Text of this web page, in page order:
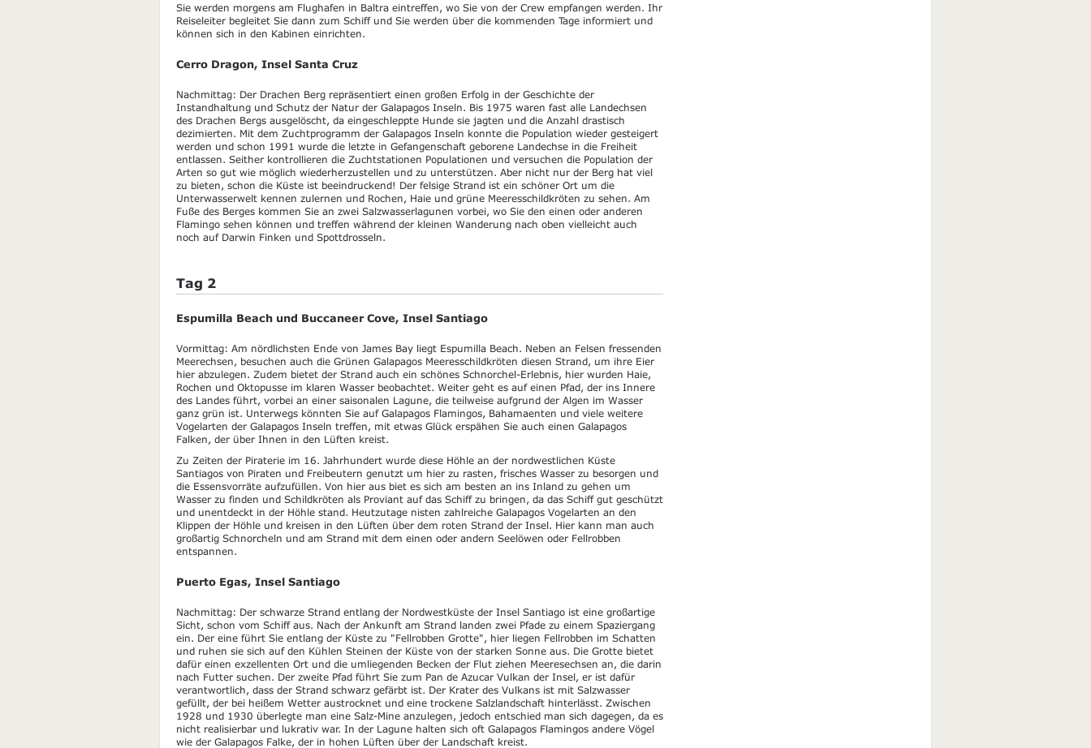
Sie werden morgens am Flughafen in Baltra eintreffen, wo Sie von der Crew empfangen werden. Ihr
Reiseleiter begleitet Sie dann zum Schiff und Sie werden über die kommenden Tage informiert und
können sich in den Kabinen einrichten.
Cerro Dragon, Insel Santa Cruz
Nachmittag: Der Drachen Berg repräsentiert einen großen Erfolg in der Geschichte der
Instandhaltung und Schutz der Natur der Galapagos Inseln. Bis 1975 waren fast alle Landechsen
des Drachen Bergs ausgelöscht, da eingeschleppte Hunde sie jagten und die Anzahl drastisch
dezimierten. Mit dem Zuchtprogramm der Galapagos Inseln konnte die Population wieder gesteigert
werden und schon 1991 wurde die letzte in Gefangenschaft geborene Landechse in die Freiheit
entlassen. Seither kontrollieren die Zuchtstationen Populationen und versuchen die Population der
Arten so gut wie möglich wiederherzustellen und zu unterstützen. Aber nicht nur der Berg hat viel
zu bieten, schon die Küste ist beeindruckend! Der felsige Strand ist ein schöner Ort um die
Unterwasserwelt kennen zulernen und Rochen, Haie und grüne Meeresschildkröten zu sehen. Am
Fuße des Berges kommen Sie an zwei Salzwasserlagunen vorbei, wo Sie den einen oder anderen
Flamingo sehen können und treffen während der kleinen Wanderung nach oben vielleicht auch
noch auf Darwin Finken und Spottdrosseln.
Tag 2
Espumilla Beach und Buccaneer Cove, Insel Santiago
Vormittag: Am nördlichsten Ende von James Bay liegt Espumilla Beach. Neben an Felsen fressenden
Meerechsen, besuchen auch die Grünen Galapagos Meeresschildkröten diesen Strand, um ihre Eier
hier abzulegen. Zudem bietet der Strand auch ein schönes Schnorchel-Erlebnis, hier wurden Haie,
Rochen und Oktopusse im klaren Wasser beobachtet. Weiter geht es auf einen Pfad, der ins Innere
des Landes führt, vorbei an einer saisonalen Lagune, die teilweise aufgrund der Algen im Wasser
ganz grün ist. Unterwegs könnten Sie auf Galapagos Flamingos, Bahamaenten und viele weitere
Vogelarten der Galapagos Inseln treffen, mit etwas Glück erspähen Sie auch einen Galapagos
Falken, der über Ihnen in den Lüften kreist.
Zu Zeiten der Piraterie im 16. Jahrhundert wurde diese Höhle an der nordwestlichen Küste
Santiagos von Piraten und Freibeutern genutzt um hier zu rasten, frisches Wasser zu besorgen und
die Essensvorräte aufzufüllen. Von hier aus biet es sich am besten an ins Inland zu gehen um
Wasser zu finden und Schildkröten als Proviant auf das Schiff zu bringen, da das Schiff gut geschützt
und unentdeckt in der Höhle stand. Heutzutage nisten zahlreiche Galapagos Vogelarten an den
Klippen der Höhle und kreisen in den Lüften über dem roten Strand der Insel. Hier kann man auch
großartig Schnorcheln und am Strand mit dem einen oder andern Seelöwen oder Fellrobben
entspannen.
Puerto Egas, Insel Santiago
Nachmittag: Der schwarze Strand entlang der Nordwestküste der Insel Santiago ist eine großartige
Sicht, schon vom Schiff aus. Nach der Ankunft am Strand landen zwei Pfade zu einem Spaziergang
ein. Der eine führt Sie entlang der Küste zu "Fellrobben Grotte", hier liegen Fellrobben im Schatten
und ruhen sie sich auf den Kühlen Steinen der Küste von der starken Sonne aus. Die Grotte bietet
dafür einen exzellenten Ort und die umliegenden Becken der Flut ziehen Meeresechsen an, die darin
nach Futter suchen. Der zweite Pfad führt Sie zum Pan de Azucar Vulkan der Insel, er ist dafür
verantwortlich, dass der Strand schwarz gefärbt ist. Der Krater des Vulkans ist mit Salzwasser
gefüllt, der bei heißem Wetter austrocknet und eine trockene Salzlandschaft hinterlässt. Zwischen
1928 und 1930 überlegte man eine Salz-Mine anzulegen, jedoch entschied man sich dagegen, da es
nicht realisierbar und lukrativ war. In der Lagune halten sich oft Galapagos Flamingos andere Vögel
wie der Galapagos Falke, der in hohen Lüften über der Landschaft kreist.